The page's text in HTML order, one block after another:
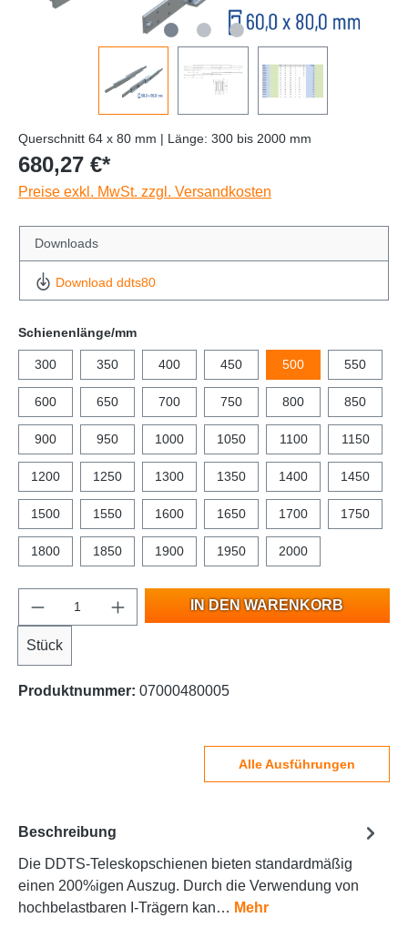
Querschnitt 64 x 80 mm | Länge: 300 bis 2000 mm
680,27 €*
Preise exkl. MwSt. zzgl. Versandkosten
Downloads
Download ddts80
Schienenlänge/mm
300 350 400 450 500 550
600 650 700 750 800 850
900 950 1000 1050 1100 1150
1200 1250 1300 1350 1400 1450
1500 1550 1600 1650 1700 1750
1800 1850 1900 1950 2000
Stück
IN DEN WARENKORB
Produktnummer: 07000480005
Alle Ausführungen
Beschreibung
Die DDTS-Teleskopschienen bieten standardmäßig
einen 200%igen Auszug. Durch die Verwendung von
hochbelastbaren I-Trägern kan… Mehr